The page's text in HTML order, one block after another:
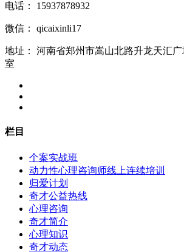
电话： 15937878932
微信： qicaixinli17
地址：
河南省郑州市嵩山北路升龙天汇广
室
栏目
个案实战班
动力性心理咨询师线上连续培训
归爱计划
奇才公益热线
心理咨询
奇才简介
心理知识
奇才动态